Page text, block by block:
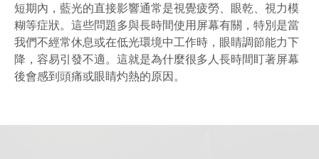
短期內，藍光的直接影響通常是視覺疲勞、眼乾、視力模
糊等症狀。這些問題多與長時間使用屏幕有關，特別是當
我們不經常休息或在低光環境中工作時，眼睛調節能力下
降，容易引發不適。這就是為什麼很多人長時間盯著屏幕
後會感到頭痛或眼睛灼熱的原因。